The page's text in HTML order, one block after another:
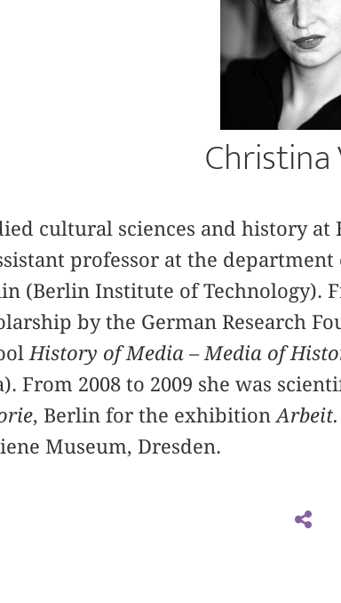
cultural sciences and history
professor at the
(Berlin Institute of Technology).
by the German Research
History of Media – Media of
From 2008 to 2009 she was
, Berlin for the exhibition Arbeit.
Museum, Dresden.